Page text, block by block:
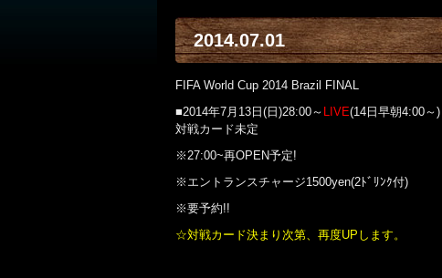
2014.07.01
FIFA World Cup 2014 Brazil FINAL
■2014年7月13日(日)28:00～ LIVE(14日早朝4:00～)
対戦カード未定
※27:00~再OPEN予定!
※エントランスチャージ1500yen(2ﾄﾞﾘﾝｸ付)
※要予約!!
☆対戦カード決まり次第、再度UPします。